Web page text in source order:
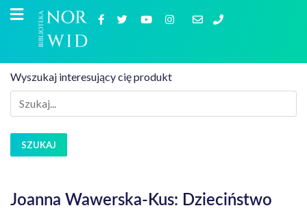
Wyszukaj interesujący cię produkt
SZUKAJ
Joanna Wawerska-Kus: Dzieciństwo